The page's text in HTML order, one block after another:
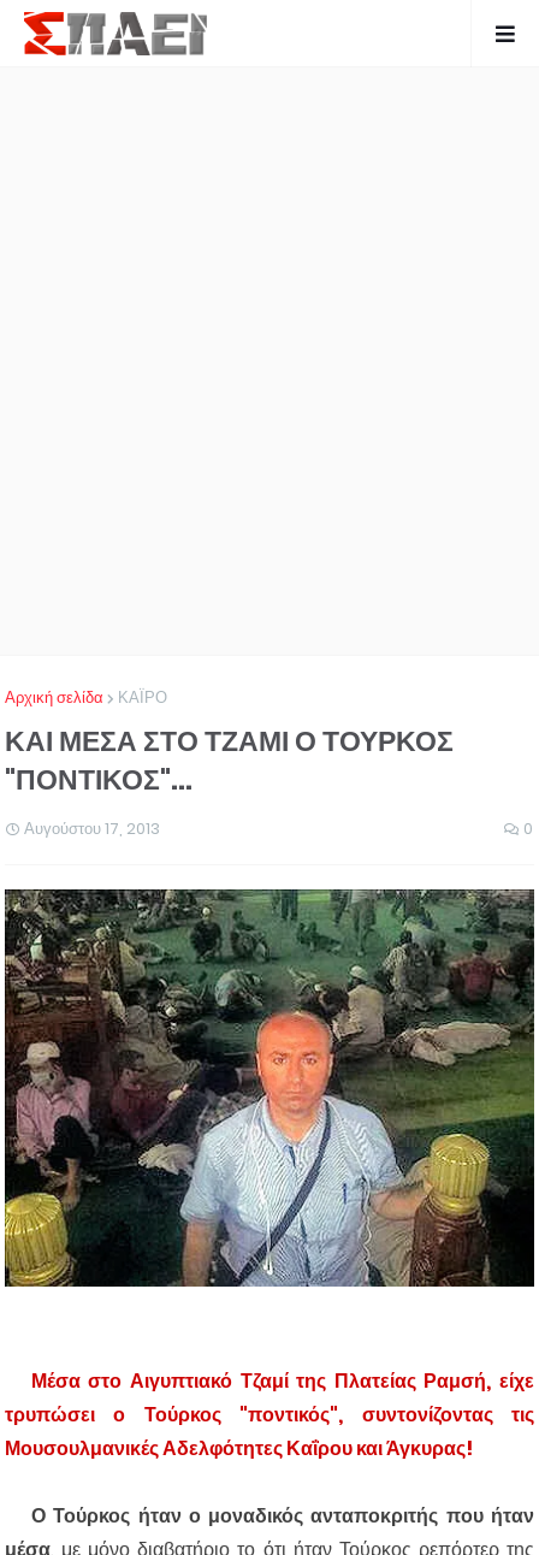
Αρχική σελίδα ΚΑΪΡΟ
ΚΑΙ ΜΕΣΑ ΣΤΟ ΤΖΑΜΙ Ο ΤΟΥΡΚΟΣ
"ΠΟΝΤΙΚΟΣ"...
Αυγούστου 17, 2013 0
Μέσα στο Αιγυπτιακό Τζαμί της Πλατείας Ραμσή, είχε
τρυπώσει ο Τούρκος "ποντικός", συντονίζοντας τις
Μουσουλμανικές Αδελφότητες Καΐρου και Άγκυρας!
Ο Τούρκος ήταν ο μοναδικόςανταποκριτής που ήταν